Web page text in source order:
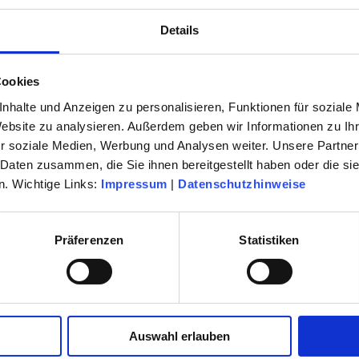
Details
und Anzeigen zu personalisieren, Funktionen für soziale
zu analysieren. Außerdem geben wir Informationen zu
soziale Medien, Werbung und Analysen weiter. Unsere
zusammen, die Sie ihnen bereitgestellt haben oder die
Wichtige Links: Impressum | Datenschutzhinweise
Präferenzen Statistiken
Auswahl erlauben
Röckl, Julia Weller, Stefanie Leinhos, Tim Romanowsky, Tobias Jacob,
Lena Schrieb, Nadine Kolodziey, Martin Stark, Roman Köller
"Licht an"
"Rüsselsheim"
Rüsselsheim
Illustratoren Organisation e.V.